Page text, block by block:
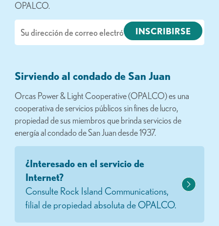
OPALCO.
electrónico
Sirviendo al condado de San Juan
Orcas Power & Light Cooperative (OPALCO) es una
cooperativa de servicios públicos sin fines de lucro,
propiedad de sus miembros que brinda servicios de
energía al condado de San Juan desde 1937.
¿Interesado en el servicio de
Internet?
Consulte Rock Island Communications,
filial de propiedad absoluta de OPALCO.